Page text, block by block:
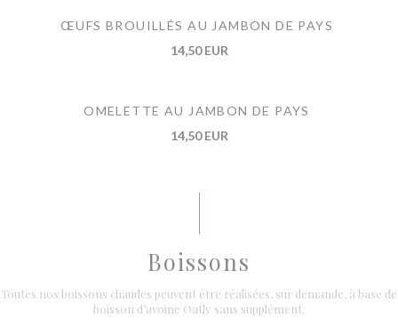
ŒUFS BROUILLÉS AU JAMBON DE PAYS
14,50 EUR
OMELETTE AU JAMBON DE PAYS
14,50 EUR
Boissons
Toutes nos boissons chaudes peuvent être réalisées, sur demande, à base de
boisson d’avoine Oatly sans supplément.